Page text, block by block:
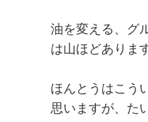
油を変える、グ
は山ほどありま
ほんとうはこう
思いますが、た